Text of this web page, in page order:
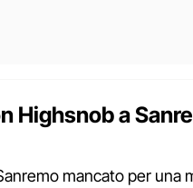
Highsnob a
mancato per una